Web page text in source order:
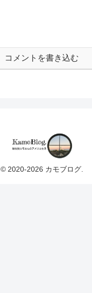
コメントを書き込む
© 2020-2026 カモブログ.